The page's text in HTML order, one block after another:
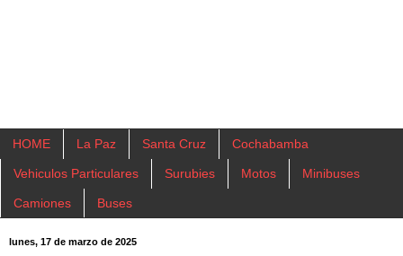
HOME La Paz Santa Cruz Cochabamba
Vehiculos Particulares Surubies Motos Minibuses
Camiones Buses
lunes, 17 de marzo de 2025